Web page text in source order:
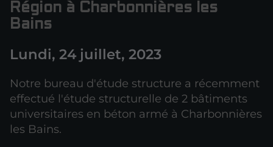
Région à Charbonnières les
Bains
Lundi, 24 juillet, 2023
Notre bureau d'étude structure a récemment
effectué l'étude structurelle de 2 bâtiments
universitaires en béton armé à Charbonnières
les Bains.